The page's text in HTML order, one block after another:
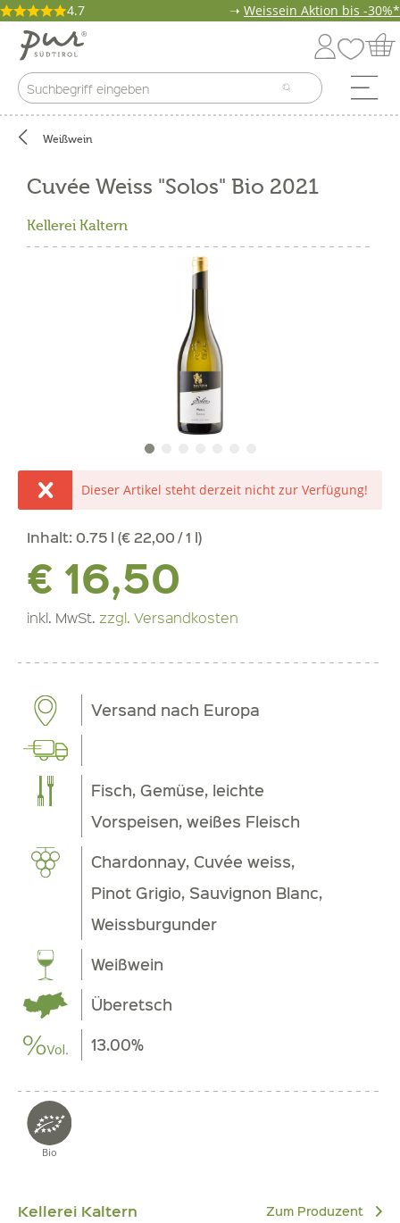
4.7 ➝ Weissein Aktion bis -30%*
Weißwein
Cuvée Weiss "Solos" Bio 2021
Kellerei Kaltern
Dieser Artikel steht derzeit nicht zur Verfügung!
Inhalt: 0.75 l (€ 22,00 / 1 l)
€ 16,50
inkl. MwSt. zzgl. Versandkosten
Versand nach Europa
Fisch, Gemüse, leichte
Vorspeisen, weißes Fleisch
Chardonnay, Cuvée weiss,
Pinot Grigio, Sauvignon Blanc,
Weissburgunder
Weißwein
Überetsch
13.00%
Bio
Kellerei Kaltern Zum Produzent